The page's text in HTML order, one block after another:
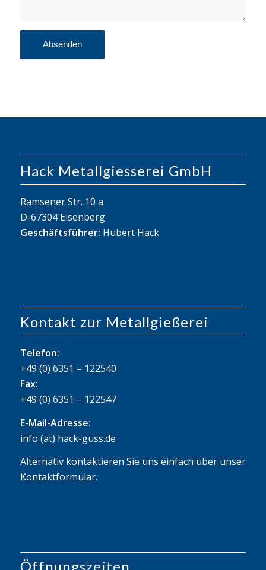
Hack Metallgiesserei GmbH
Ramsener Str. 10 a
D-67304 Eisenberg
Geschäftsführer: Hubert Hack
Kontakt zur Metallgießerei
Telefon:
+49 (0) 6351 – 122540
Fax:
+49 (0) 6351 – 122547
E-Mail-Adresse:
info (at) hack-guss.de
Alternativ kontaktieren Sie uns einfach über unser
Kontaktformular.
Öffnungszeiten